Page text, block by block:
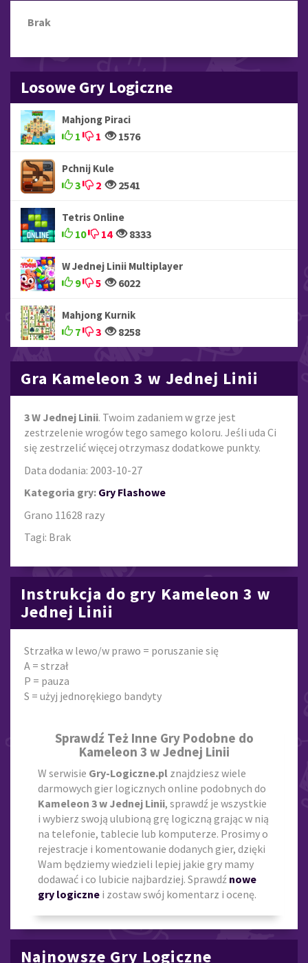
Brak
Losowe Gry Logiczne
Mahjong Piraci
1 1 1576
Pchnij Kule
3 2 2541
Tetris Online
10 14 8333
W Jednej Linii Multiplayer
9 5 6022
Mahjong Kurnik
7 3 8258
Gra Kameleon 3 w Jednej Linii
3 W Jednej Linii. Twoim zadaniem w grze jest
zestrzelenie wrogów tego samego koloru. Jeśli uda Ci
się zestrzelić więcej otrzymasz dodatkowe punkty.
Data dodania: 2003-10-27
Kategoria gry: Gry Flashowe
Grano 11628 razy
Tagi: Brak
Instrukcja do gry Kameleon 3 w
Jednej Linii
Strzałka w lewo/w prawo = poruszanie się
A = strzał
P = pauza
S = użyj jednorękiego bandyty
Sprawdź Też Inne Gry Podobne do
Kameleon 3 w Jednej Linii
W serwisie Gry-Logiczne.pl znajdziesz wiele
darmowych gier logicznych online podobnych do
Kameleon 3 w Jednej Linii, sprawdź je wszystkie
i wybierz swoją ulubioną grę logiczną grając w nią
na telefonie, tablecie lub komputerze. Prosimy o
rejestracje i komentowanie dodanych gier, dzięki
Wam będziemy wiedzieli lepiej jakie gry mamy
dodawać i co lubicie najbardziej. Sprawdź nowe
gry logiczne i zostaw swój komentarz i ocenę.
Najnowsze Gry Logiczne